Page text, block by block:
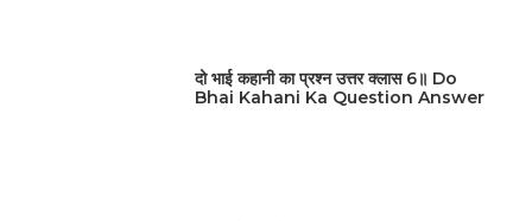
दो भाई कहानी का प्रश्न उत्तर क्लास 6॥ Do
Bhai Kahani Ka Question Answer